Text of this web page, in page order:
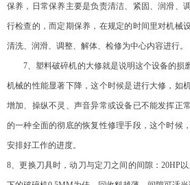
保养，日常保养主要是负责清洁、紧固、润滑、
行检查的，而定期保养，在规定的时间里对机械
清洗、润滑、调整、解体、检修为中心内容进行。
7 、塑料破碎机的大修就是说明这个设备的损
机械的性能显著下降，这个时候是进行大修，如
增加、操纵不灵、声音异常或设备已不能发挥正
的一种全面的彻底的恢复性修理手段，这个时候
安排好工作的进度。
8 、更换刀具时，动刀与定刀之间的间隙：20HP